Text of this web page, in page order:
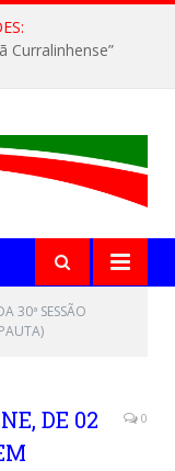
Curralinhense”
30ª SESSÃO
DE 02
0